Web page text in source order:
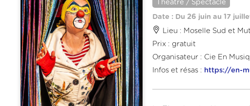
Théâtre / Spectacle
Date : Du 26 juin au 17
Lieu : Moselle Sud et
Prix : gratuit
Organisateur : Cie En
Infos et résas : https://en-